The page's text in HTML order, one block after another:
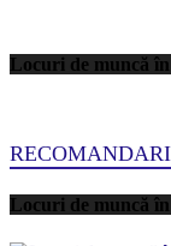
Locuri de muncă
Locuri de muncă